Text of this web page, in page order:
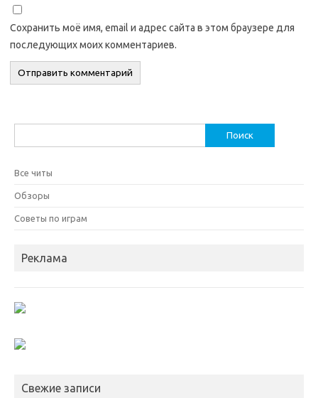
Сохранить моё имя, email и адрес сайта в этом браузере для
последующих моих комментариев.
Все читы
Обзоры
Советы по играм
Реклама
Свежие записи